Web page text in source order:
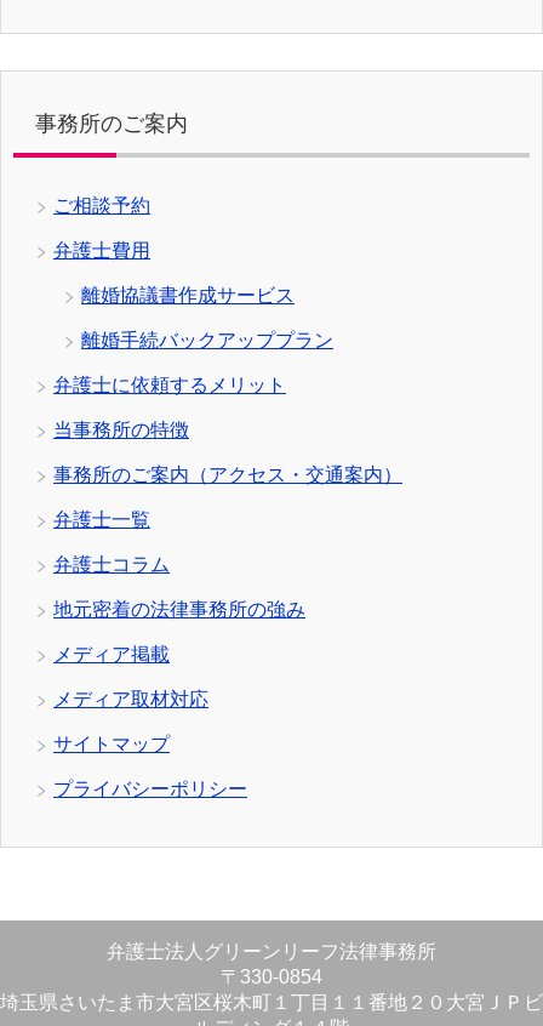
事務所のご案内
ご相談予約
弁護士費用
離婚協議書作成サービス
離婚手続バックアッププラン
弁護士に依頼するメリット
当事務所の特徴
事務所のご案内（アクセス・交通案内）
弁護士一覧
弁護士コラム
地元密着の法律事務所の強み
メディア掲載
メディア取材対応
サイトマップ
プライバシーポリシー
弁護士法人グリーンリーフ法律事務所
〒330-0854
埼玉県さいたま市大宮区桜木町１丁目１１番地２０大宮ＪＰビ